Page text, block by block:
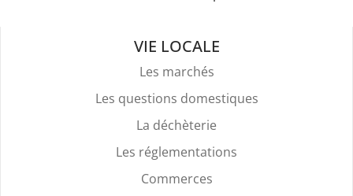
Stationnement
Recensement militaire
Mariage & Pacs
Livret de Famille
Légalisation de signature
Services Funéraires
VIE LOCALE
Les marchés
Les questions domestiques
La déchèterie
Les réglementations
Commerces